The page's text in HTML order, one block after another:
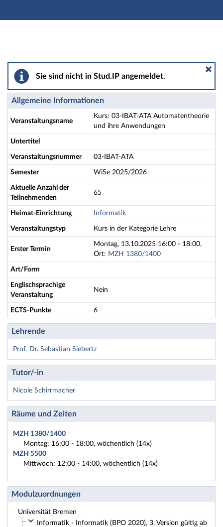
Hauptnavigation
Kurs: 03-IBAT-ATA Automatentheorie und ihre
Sie sind nicht in Stud.IP angemeldet.
Allgemeine Informationen
Veranstaltungsname
Kurs: 03-IBAT-ATA Automatentheorie
und ihre Anwendungen
Untertitel
Veranstaltungsnummer 03-IBAT-ATA
Semester WiSe 2025/2026
Aktuelle Anzahl der
Teilnehmenden
65
Heimat-Einrichtung Informatik
Veranstaltungstyp Kurs in der Kategorie Lehre
Erster Termin
Montag, 13.10.2025 16:00 - 18:00,
Ort: MZH 1380/1400
Art/Form
Englischsprachige
Veranstaltung
Nein
ECTS-Punkte 6
Lehrende
Prof. Dr. Sebastian Siebertz
Tutor/-in
Nicole Schirrmacher
Räume und Zeiten
MZH 1380/1400
Montag: 16:00 - 18:00, wöchentlich (14x)
MZH 5500
Mittwoch: 12:00 - 14:00, wöchentlich (14x)
Modulzuordnungen
Universität Bremen
Informatik - Informatik (BPO 2020), 3. Version gültig ab